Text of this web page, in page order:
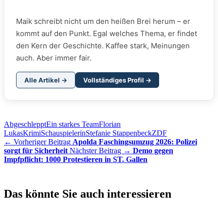
Maik schreibt nicht um den heißen Brei herum – er
kommt auf den Punkt. Egal welches Thema, er findet
den Kern der Geschichte. Kaffee stark, Meinungen
auch. Aber immer fair.
Alle Artikel → Vollständiges Profil →
AbgeschlepptEin starkes TeamFlorian
LukasKrimiSchauspielerinStefanie StappenbeckZDF
← Vorheriger Beitrag Apolda Faschingsumzug 2026: Polizei
sorgt für Sicherheit Nächster Beitrag → Demo gegen
Impfpflicht: 1000 Protestieren in ST. Gallen
Das könnte Sie auch interessieren